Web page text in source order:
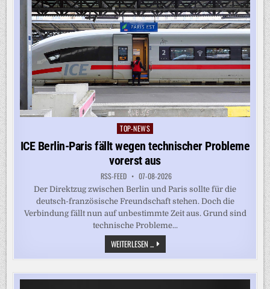
Posted
TOP-NEWS
ICE Berlin-Paris fällt wegen technischer Probleme
vorerst aus
RSS-FEED 07-08-2026
Der Direktzug zwischen Berlin und Paris sollte für die
deutsch-französische Freundschaft stehen. Doch die
Verbindung fällt nun auf unbestimmte Zeit aus. Grund sind
technische Probleme...
WEITERLESEN ... ICE
BERLIN-
PARIS
WEGEN
TECHNISCHER